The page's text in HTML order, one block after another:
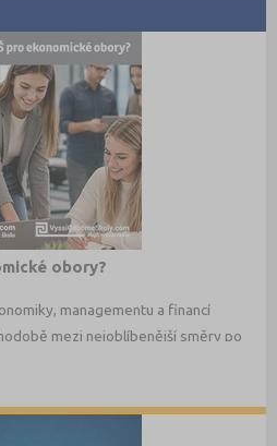
obory?
managementu a financí
mezi nejoblíbenější směry po
Vedle vysokých škol dnes
s praxí.